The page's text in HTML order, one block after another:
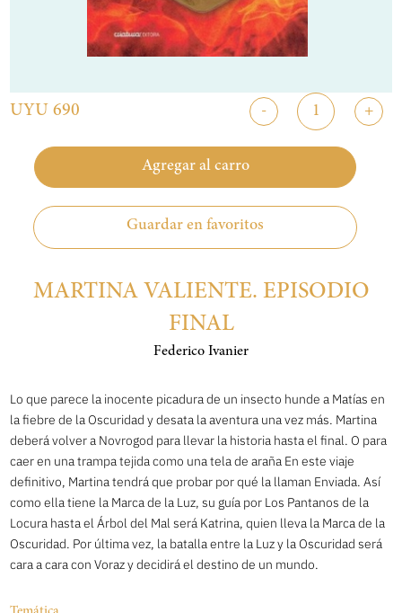
UYU 690 - +
Agregar al carro
Guardar en favoritos
MARTINA VALIENTE. EPISODIO
FINAL
Federico Ivanier
Lo que parece la inocente picadura de un insecto hunde a Matías en
la fiebre de la Oscuridad y desata la aventura una vez más. Martina
deberá volver a Novrogod para llevar la historia hasta el final. O para
caer en una trampa tejida como una tela de araña En este viaje
definitivo, Martina tendrá que probar por qué la llaman Enviada. Así
como ella tiene la Marca de la Luz, su guía por Los Pantanos de la
Locura hasta el Árbol del Mal será Katrina, quien lleva la Marca de la
Oscuridad. Por última vez, la batalla entre la Luz y la Oscuridad será
cara a cara con Voraz y decidirá el destino de un mundo.